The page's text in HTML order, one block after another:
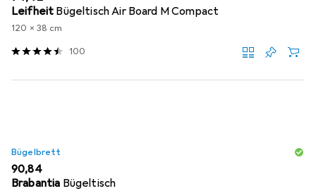
Leifheit Bügeltisch Air Board M Compact
120 x 38 cm
100
Bügelbrett
EUR
90,84
Brabantia Bügeltisch